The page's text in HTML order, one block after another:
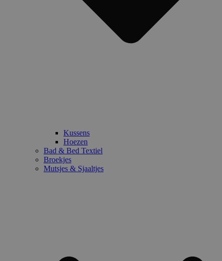
Kussens
Hoezen
Bad & Bed Textiel
Broekjes
Mutsjes & Sjaaltjes